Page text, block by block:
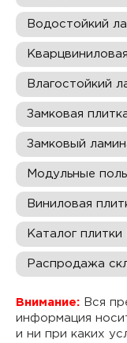
Водостойкий
Влагостойкий
Замковая
Замковый
Модульные
Виниловая
Каталог
Распродажа
Внимание: Вся
информация
и ни при каких